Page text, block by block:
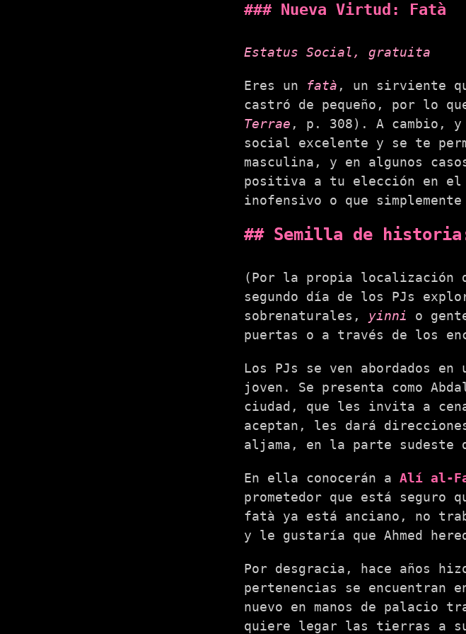
Nueva Virtud: Fatà
Estatus Social, gratuita
Eres un fatà , un sirviente
castró de pequeño, por lo
Terrae , p. 308). A cambio,
social excelente y se te
masculina, y en algunos
positiva a tu elección en el
inofensivo o que
Semilla de
(Por la propia localización
segundo día de los PJs
sobrenaturales, yinni o
puertas o a través de los
Los PJs se ven abordados
joven. Se presenta como
ciudad, que les invita a
aceptan, les dará
aljama, en la parte sudeste
En ella conocerán a Alí al-
prometedor que está
fatà ya está anciano, no
y le gustaría que Ahmed
Por desgracia, hace años
pertenencias se encuentran
nuevo en manos de palacio
quiere legar las tierras a su